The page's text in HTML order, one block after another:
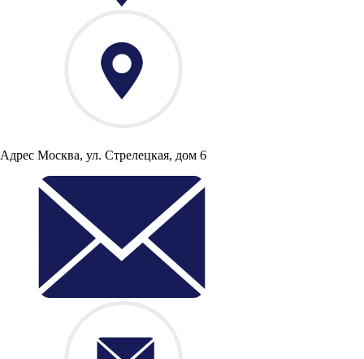
Адрес Москва, ул. Стрелецкая, дом 6